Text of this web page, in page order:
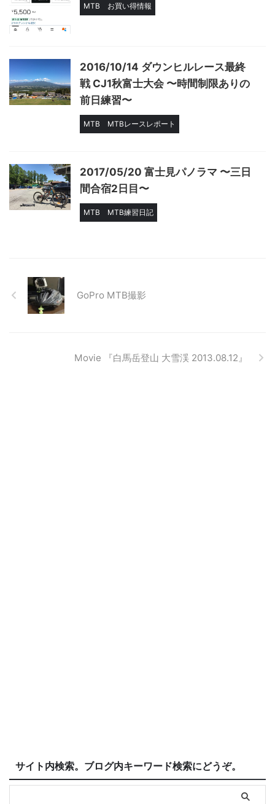
MTB お買い得情報
2016/10/14 ダウンヒルレース最終
戦 CJ1秋富士大会 〜時間制限ありの
前日練習〜
MTB MTBレースレポート
2017/05/20 富士見パノラマ 〜三日
間合宿2日目〜
MTB MTB練習日記
GoPro MTB撮影
Movie 『白馬岳登山 大雪渓 2013.08.12』
サイト内検索。ブログ内キーワード検索にどうぞ。